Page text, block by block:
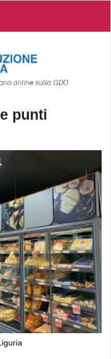
punti